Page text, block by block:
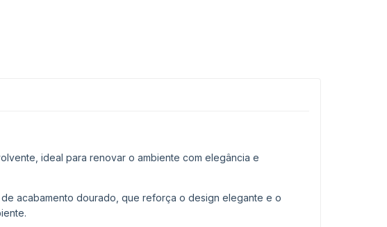
ideal para renovar o ambiente com elegância e
acabamento dourado, que reforça o design elegante e o